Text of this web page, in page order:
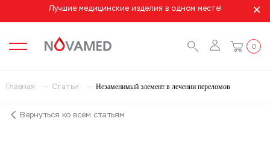
Лучшие медицинские изделия в одном месте!
0
Главная Статьи Незаменимый элемент в лечении переломов
Вернуться ко всем статьям